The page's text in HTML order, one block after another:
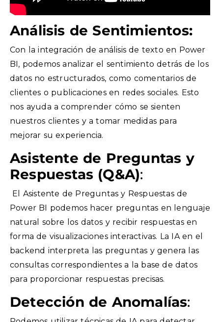
Análisis de Sentimientos:
Con la integración de análisis de texto en Power
BI, podemos analizar el sentimiento detrás de los
datos no estructurados, como comentarios de
clientes o publicaciones en redes sociales. Esto
nos ayuda a comprender cómo se sienten
nuestros clientes y a tomar medidas para
mejorar su experiencia.
Asistente de Preguntas y
Respuestas (Q&A):
El Asistente de Preguntas y Respuestas de
Power BI podemos hacer preguntas en lenguaje
natural sobre los datos y recibir respuestas en
forma de visualizaciones interactivas. La IA en el
backend interpreta las preguntas y genera las
consultas correspondientes a la base de datos
para proporcionar respuestas precisas.
Detección de Anomalías: